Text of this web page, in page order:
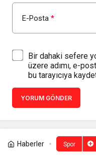
E-Posta *
Bir dahaki sefere
üzere adımı, e-
bu tarayıcıya
YORUM GÖNDER
Haberler Spor